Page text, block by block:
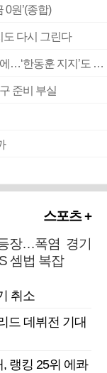
0원’(종합)
다시 그린다
■ 국힘 부산시당, ‘정이한 조력’ 시의원 윤리위에…‘한동훈 지지’도 신고접수
준비 부실
스포츠 +
장…폭염 경기
셈법 복잡
취소
드 데뷔전 기대
랭킹 25위 에콰